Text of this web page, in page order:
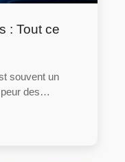
: Tout ce
souvent un
peur des…